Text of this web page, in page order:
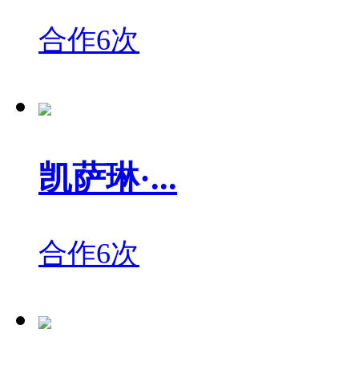
合作6次
凯萨琳·...
合作6次